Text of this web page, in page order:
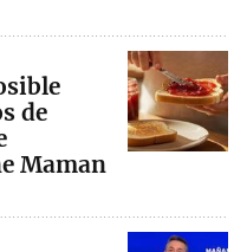
de
Maman